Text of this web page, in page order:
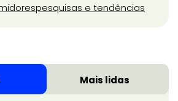
pesquisas e tendências
Mais lidas